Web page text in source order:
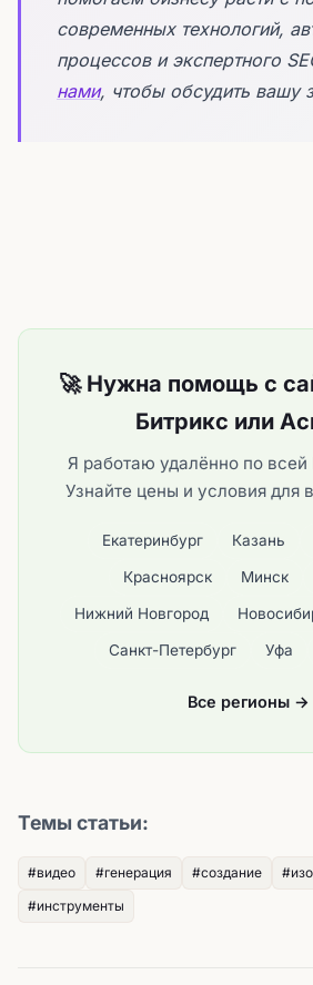
современных технологий,
процессов и экспертного
нами, чтобы обсудить вашу
🚀 Нужна помощь с
Битрикс или
Я работаю удалённо по
Узнайте цены и условия для
Екатеринбург Казань
Красноярск Минск
Нижний Новгород
Санкт-Петербург Уфа
Все регионы →
Темы статьи:
#видео #генерация #создание
#инструменты